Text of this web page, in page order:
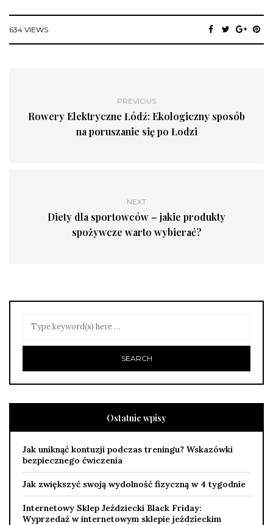
634 VIEWS
PREVIOUS
Rowery Elektryczne Łódź: Ekologiczny sposób
na poruszanie się po Łodzi
NEXT
Diety dla sportowców – jakie produkty
spożywcze warto wybierać?
Ostatnie wpisy
Jak uniknąć kontuzji podczas treningu? Wskazówki
bezpiecznego ćwiczenia
Jak zwiększyć swoją wydolność fizyczną w 4 tygodnie
Internetowy Sklep Jeździecki Black Friday:
Wyprzedaż w internetowym sklepie jeździeckim